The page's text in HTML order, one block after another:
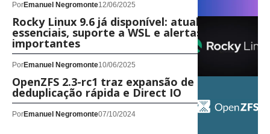
PorEmanuel Negromonte12/06/2025
Rocky Linux 9.6 já disponível: atualizações
essenciais, suporte a WSL e alertas
importantes
PorEmanuel Negromonte10/06/2025
OpenZFS 2.3-rc1 traz expansão de RAIDZ,
deduplicação rápida e Direct IO
PorEmanuel Negromonte07/10/2024